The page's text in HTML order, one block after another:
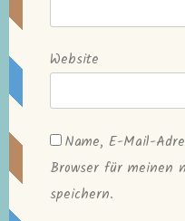
Website
Name, E-Mail-
Browser für meinen
speichern.